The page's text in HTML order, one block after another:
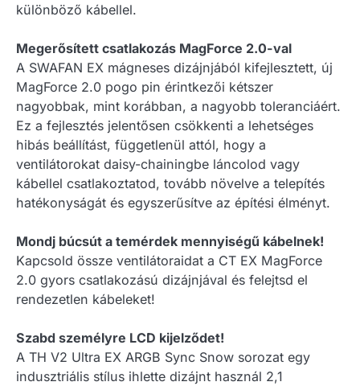
különböző kábellel.
Megerősített csatlakozás MagForce 2.0-val
A SWAFAN EX mágneses dizájnjából kifejlesztett, új
MagForce 2.0 pogo pin érintkezői kétszer
nagyobbak, mint korábban, a nagyobb toleranciáért.
Ez a fejlesztés jelentősen csökkenti a lehetséges
hibás beállítást, függetlenül attól, hogy a
ventilátorokat daisy-chainingbe láncolod vagy
kábellel csatlakoztatod, tovább növelve a telepítés
hatékonyságát és egyszerűsítve az építési élményt.
Mondj búcsút a temérdek mennyiségű kábelnek!
Kapcsold össze ventilátoraidat a CT EX MagForce
2.0 gyors csatlakozású dizájnjával és felejtsd el
rendezetlen kábeleket!
Szabd személyre LCD kijelződet!
A TH V2 Ultra EX ARGB Sync Snow sorozat egy
indusztriális stílus ihlette dizájnt használ 2,1